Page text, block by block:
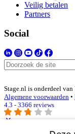
Veilig betalen
Partners
Social
Stage.nl is onderdeel
Algemene voorwaarden •
4.3 - 3366 reviews